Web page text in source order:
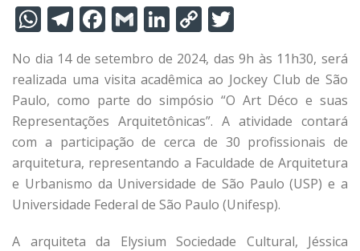
W
h
at
s
A
p
p
T
el
e
gr
a
m
F
ac
e
b
o
o
k
G
m
ai
l
Li
n
k
e
dI
n
C
o
p
y
Li
n
k
itt
er
No dia 14 de setembro de 2024, das 9h às 11h30, será
realizada uma visita acadêmica ao Jockey Club de São
Paulo, como parte do simpósio “O Art Déco e suas
Representações Arquitetônicas”. A atividade contará
com a participação de cerca de 30 profissionais de
arquitetura, representando a Faculdade de Arquitetura
e Urbanismo da Universidade de São Paulo (USP) e a
Universidade Federal de São Paulo (Unifesp).
A arquiteta da Elysium Sociedade Cultural, Jéssica